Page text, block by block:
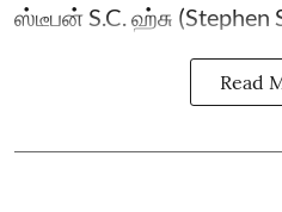
ஸ்டீபன் S.C. ஹ்சு (Stephen
Read